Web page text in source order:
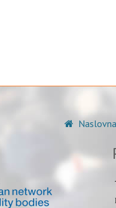
Naslovna